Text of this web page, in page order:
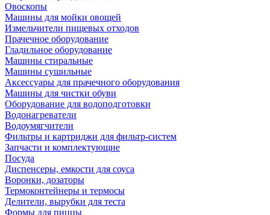
Овоскопы
Машины для мойки овощей
Измельчители пищевых отходов
Прачечное оборудование
Гладильное оборудование
Машины стиральные
Машины сушильные
Аксессуары для прачечного оборудования
Машины для чистки обуви
Оборудование для водоподготовки
Водонагреватели
Водоумягчители
Фильтры и картриджи для фильтр-систем
Запчасти и комплектующие
Посуда
Диспенсеры, емкости для соуса
Воронки, дозаторы
Термоконтейнеры и термосы
Делители, вырубки для теста
Формы для пиццы